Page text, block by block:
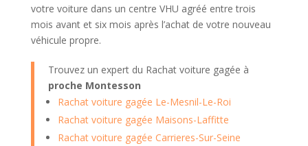
votre voiture dans un centre VHU agréé entre trois
mois avant et six mois après l’achat de votre nouveau
véhicule propre.
Trouvez un expert du Rachat voiture gagée à
proche Montesson
Rachat voiture gagée Le-Mesnil-Le-Roi
Rachat voiture gagée Maisons-Laffitte
Rachat voiture gagée Carrieres-Sur-Seine